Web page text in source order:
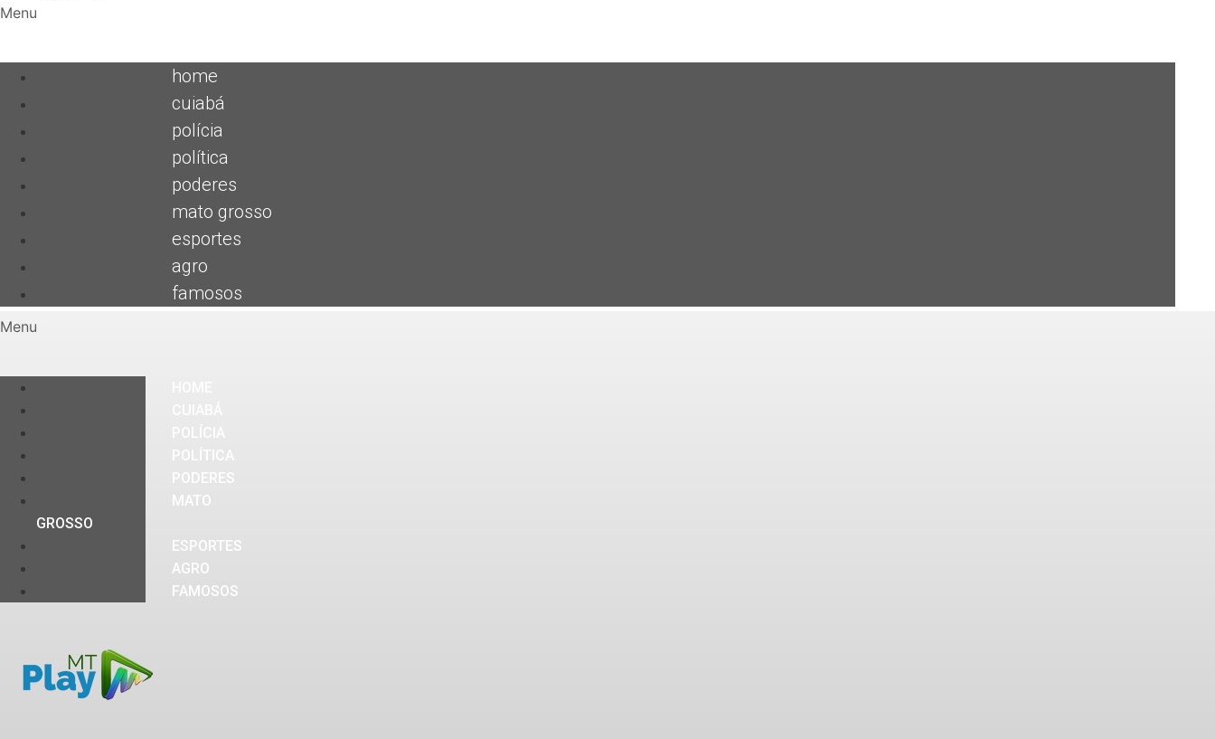
Menu
home
cuiabá
polícia
política
poderes
mato grosso
esportes
agro
famosos
Menu
PODERES
MATO
GROSSO
ESPORTES
AGRO
FAMOSOS